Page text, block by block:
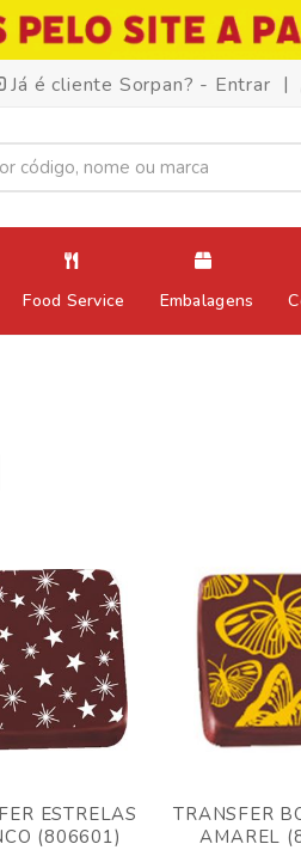
Já é cliente Sorpan? - Entrar |
Food Service Embalagens
ESTRELAS
(806601)
TRANSFER
AMAREL